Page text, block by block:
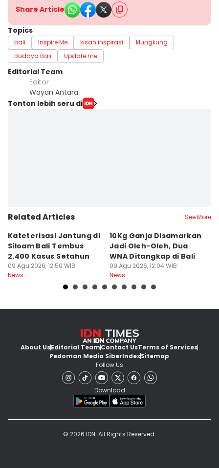
Share Article
Topics
bali Inspire Me kisah inspirasi
klungkung
Budaya Bali
Update me
Editorial Team
Editor
Wayan Antara
Tonton lebih seru di
Related Articles See More
Kateterisasi Jantung di
Siloam Bali Tembus
2.400 Kasus Setahun
09 Agu 2026, 12:50 WIB
News
10Kg Ganja Disamarkan
Jadi Oleh-Oleh, Dua
WNA Ditangkap di Bali
09 Agu 2026, 12:04 WIB
News
About UsEditorial TeamContact UsTerms of Services
Pedoman Media SiberIndexSitemap
Follow Us
Download
© 2026 IDN. All Rights Reserved.